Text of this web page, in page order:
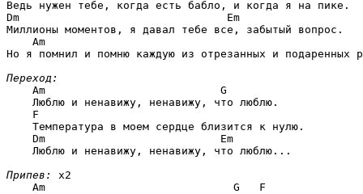
Dm                                Em
Миллионы моментов, я давал тебе все, забытый вопрос.
Am
Но я помнил и помню каждую из отрезанных и подаренных
Переход:
Am                           G
    Люблю и ненавижу, ненавижу, что люблю.
F
    Температура в моем сердце близится к нулю.
Dm                           Em
    Люблю и ненавижу, ненавижу, что люблю...
Припев:
x2
Am                             G   F